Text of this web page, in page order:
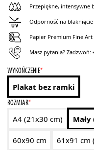
Przepiękne, intensywne
Odporność na
Papier Premium Fine Art
Masz pytania? Zadzwoń:
*
WYKOŃCZENIE
Plakat bez ramki
*
ROZMIAR
A4 (21x30 cm)
60x90 cm 61x91 cm